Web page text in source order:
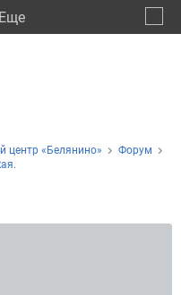
Eще
центр «Белянино»
Форум